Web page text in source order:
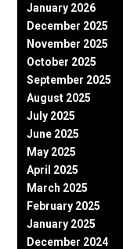
January 2026
December 2025
November 2025
October 2025
September 2025
August 2025
July 2025
June 2025
May 2025
April 2025
March 2025
February 2025
January 2025
December 2024